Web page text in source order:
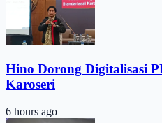
Hino Dorong Digitalisasi
Karoseri
6 hours ago